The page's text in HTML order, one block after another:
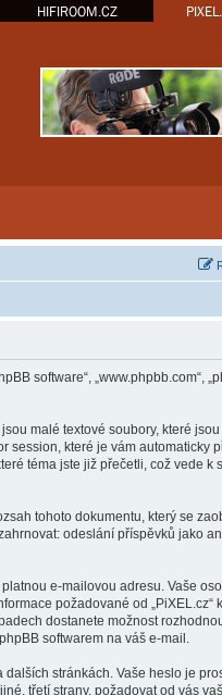
HIFIROOM.CZ
software“, „www.phpbb.com“,
malé textové soubory, které
session, které je vám automaticky
téma jste již přečetli, což vede k
tohoto dokumentu, který se
odeslání příspěvků jako
e-mailovou adresu. Vaše
požadované od „PiXEL.cz“
dostanete možnost
softwarem na váš e-mail.
stránkách. Vaše heslo je
třetí strany, požadovat od vás